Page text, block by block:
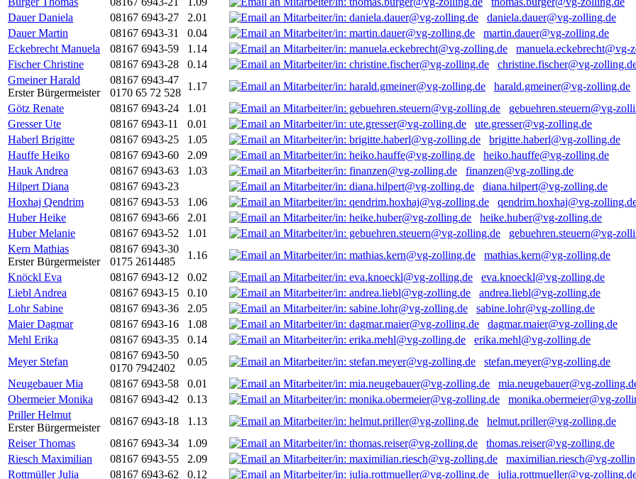
Dauer Daniela
08167 6943-27 2.01
daniela.dauer@vg-zolling.de
Dauer Martin
08167 6943-31 0.04
martin.dauer@vg-zolling.de
Eckebrecht Manuela
08167 6943-59 1.14
manuela.eckebrecht@vg-
Fischer Christine
08167 6943-28 0.14
christine.fischer@vg-
Gmeiner Harald
Erster Bürgermeister
08167 6943-47
0170 65 72 528
1.17
harald.gmeiner@vg-zolling.de
Götz Renate
08167 6943-24 1.01
gebuehren.steuern@vg-
Gresser Ute
08167 6943-11 0.01
ute.gresser@vg-zolling.de
Haberl Brigitte
08167 6943-25 1.05
brigitte.haberl@vg-zolling.de
Hauffe Heiko
08167 6943-60 2.09
heiko.hauffe@vg-zolling.de
Hauk Andrea
08167 6943-63 1.03
finanzen@vg-zolling.de
Hilpert Diana
08167 6943-23
diana.hilpert@vg-zolling.de
Hoxhaj Qendrim
08167 6943-53 1.06
qendrim.hoxhaj@vg-
Huber Heike
08167 6943-66 2.01
heike.huber@vg-zolling.de
Huber Melanie
08167 6943-52 1.01
gebuehren.steuern@vg-
Kern Mathias
Erster Bürgermeister
08167 6943-30
0175 2614485
1.16
mathias.kern@vg-zolling.de
Knöckl Eva
08167 6943-12 0.02
eva.knoeckl@vg-zolling.de
Liebl Andrea
08167 6943-15 0.10
andrea.liebl@vg-zolling.de
Lohr Sabine
08167 6943-36 2.05
sabine.lohr@vg-zolling.de
Maier Dagmar
08167 6943-16 1.08
dagmar.maier@vg-zolling.de
Mehl Erika
08167 6943-35 0.14
erika.mehl@vg-zolling.de
Meyer Stefan
08167 6943-50
0170 7942402
0.05
stefan.meyer@vg-zolling.de
Neugebauer Mia
08167 6943-58 0.01
mia.neugebauer@vg-
Obermeier Monika
08167 6943-42 0.13
monika.obermeier@vg-
Priller Helmut
Erster Bürgermeister
08167 6943-18 1.13
helmut.priller@vg-zolling.de
Reiser Thomas
08167 6943-34 1.09
thomas.reiser@vg-zolling.de
Riesch Maximilian
08167 6943-55 2.09
maximilian.riesch@vg-
Rottmüller Julia
08167 6943-62 0.12
julia.rottmueller@vg-